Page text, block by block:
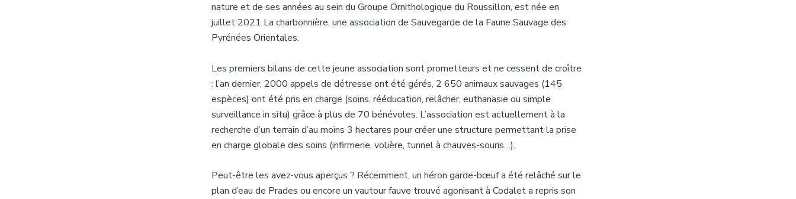
nature et de ses années au sein du Groupe Ornithologique du Roussillon, est née en
juillet 2021 La charbonnière, une association de Sauvegarde de la Faune Sauvage des
Pyrénées Orientales.
Les premiers bilans de cette jeune association sont prometteurs et ne cessent de croître
: l’an dernier, 2000 appels de détresse ont été gérés, 2 650 animaux sauvages (145
espèces) ont été pris en charge (soins, rééducation, relâcher, euthanasie ou simple
surveillance in situ) grâce à plus de 70 bénévoles. L’association est actuellement à la
recherche d’un terrain d’au moins 3 hectares pour créer une structure permettant la prise
en charge globale des soins (infirmerie, volière, tunnel à chauves-souris…).
Peut-être les avez-vous aperçus ? Récemment, un héron garde-bœuf a été relâché sur le
plan d’eau de Prades ou encore un vautour fauve trouvé agonisant à Codalet a repris son